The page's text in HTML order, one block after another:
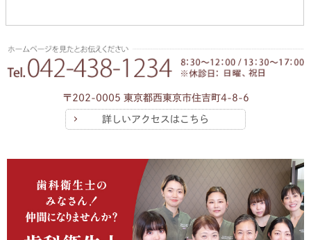
〒202-0005 東京都西東京市住吉町4-8-6
詳しいアクセスはこちら